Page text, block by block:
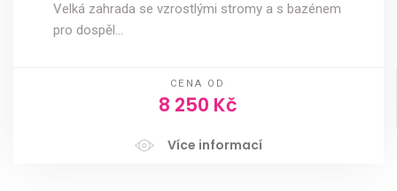
Velká zahrada se vzrostlými stromy a s bazénem
pro dospěl…
CENA OD
8 250 Kč
Více informací